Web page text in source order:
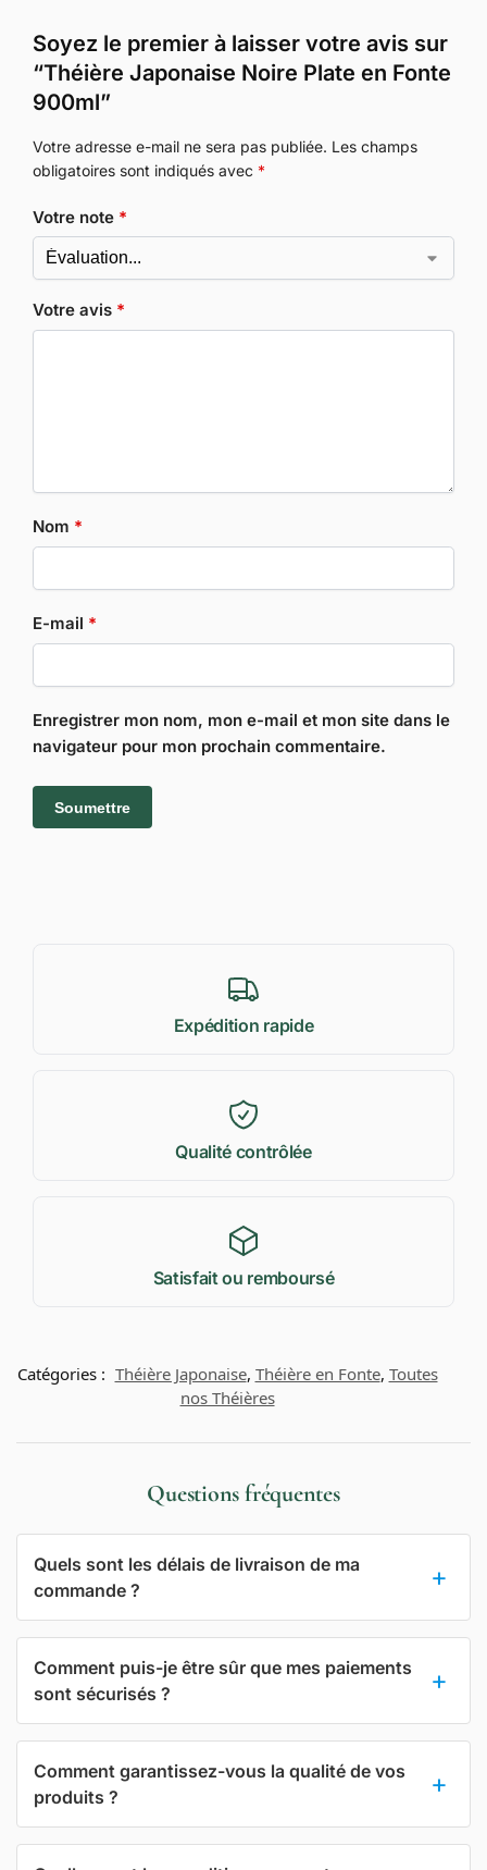
Soyez le premier à laisser votre avis sur
“Théière Japonaise Noire Plate en Fonte
900ml”
Votre adresse e-mail ne sera pas publiée. Les champs
obligatoires sont indiqués avec *
Votre note *
Votre avis *
Nom *
E-mail *
Enregistrer mon nom, mon e-mail et mon site dans le
navigateur pour mon prochain commentaire.
Expédition rapide
Qualité contrôlée
Satisfait ou remboursé
Catégories : Théière Japonaise, Théière en Fonte, Toutes
nos Théières
Questions fréquentes
Quels sont les délais de livraison de ma
commande ?
Comment puis-je être sûr que mes paiements
sont sécurisés ?
Comment garantissez-vous la qualité de vos
produits ?